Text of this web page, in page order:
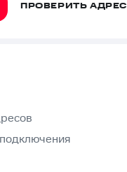
ПРОВЕРИТЬ АДРЕС